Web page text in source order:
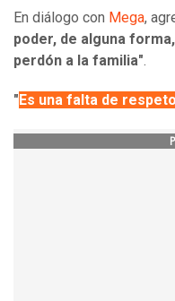
En diálogo con Mega,
poder, de alguna
perdón a la familia".
" Es una falta de respeto